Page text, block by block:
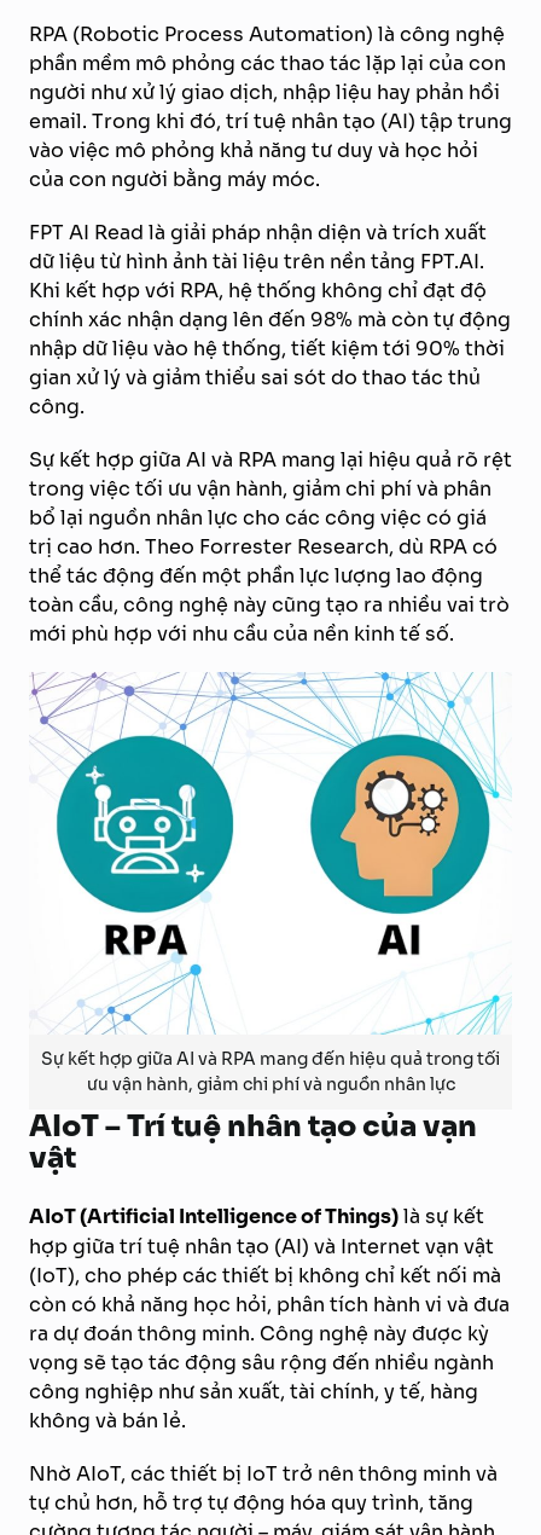
RPA (Robotic Process Automation) là công nghệ
phần mềm mô phỏng các thao tác lặp lại của con
người như xử lý giao dịch, nhập liệu hay phản hồi
email. Trong khi đó, trí tuệ nhân tạo (AI) tập trung
vào việc mô phỏng khả năng tư duy và học hỏi
của con người bằng máy móc.
FPT AI Read là giải pháp nhận diện và trích xuất
dữ liệu từ hình ảnh tài liệu trên nền tảng FPT.AI.
Khi kết hợp với RPA, hệ thống không chỉ đạt độ
chính xác nhận dạng lên đến 98% mà còn tự động
nhập dữ liệu vào hệ thống, tiết kiệm tới 90% thời
gian xử lý và giảm thiểu sai sót do thao tác thủ
công.
Sự kết hợp giữa AI và RPA mang lại hiệu quả rõ rệt
trong việc tối ưu vận hành, giảm chi phí và phân
bổ lại nguồn nhân lực cho các công việc có giá
trị cao hơn. Theo Forrester Research, dù RPA có
thể tác động đến một phần lực lượng lao động
toàn cầu, công nghệ này cũng tạo ra nhiều vai trò
mới phù hợp với nhu cầu của nền kinh tế số.
Sự kết hợp giữa AI và RPA mang đến hiệu quả trong tối
ưu vận hành, giảm chi phí và nguồn nhân lực
AIoT – Trí tuệ nhân tạo của vạn
vật
AIoT (Artificial Intelligence of Things)là sự kết
hợp giữa trí tuệ nhân tạo (AI) và Internet vạn vật
(IoT), cho phép các thiết bị không chỉ kết nối mà
còn có khả năng học hỏi, phân tích hành vi và đưa
ra dự đoán thông minh. Công nghệ này được kỳ
vọng sẽ tạo tác động sâu rộng đến nhiều ngành
công nghiệp như sản xuất, tài chính, y tế, hàng
không và bán lẻ.
Nhờ AIoT, các thiết bị IoT trở nên thông minh và
tự chủ hơn, hỗ trợ tự động hóa quy trình, tăng